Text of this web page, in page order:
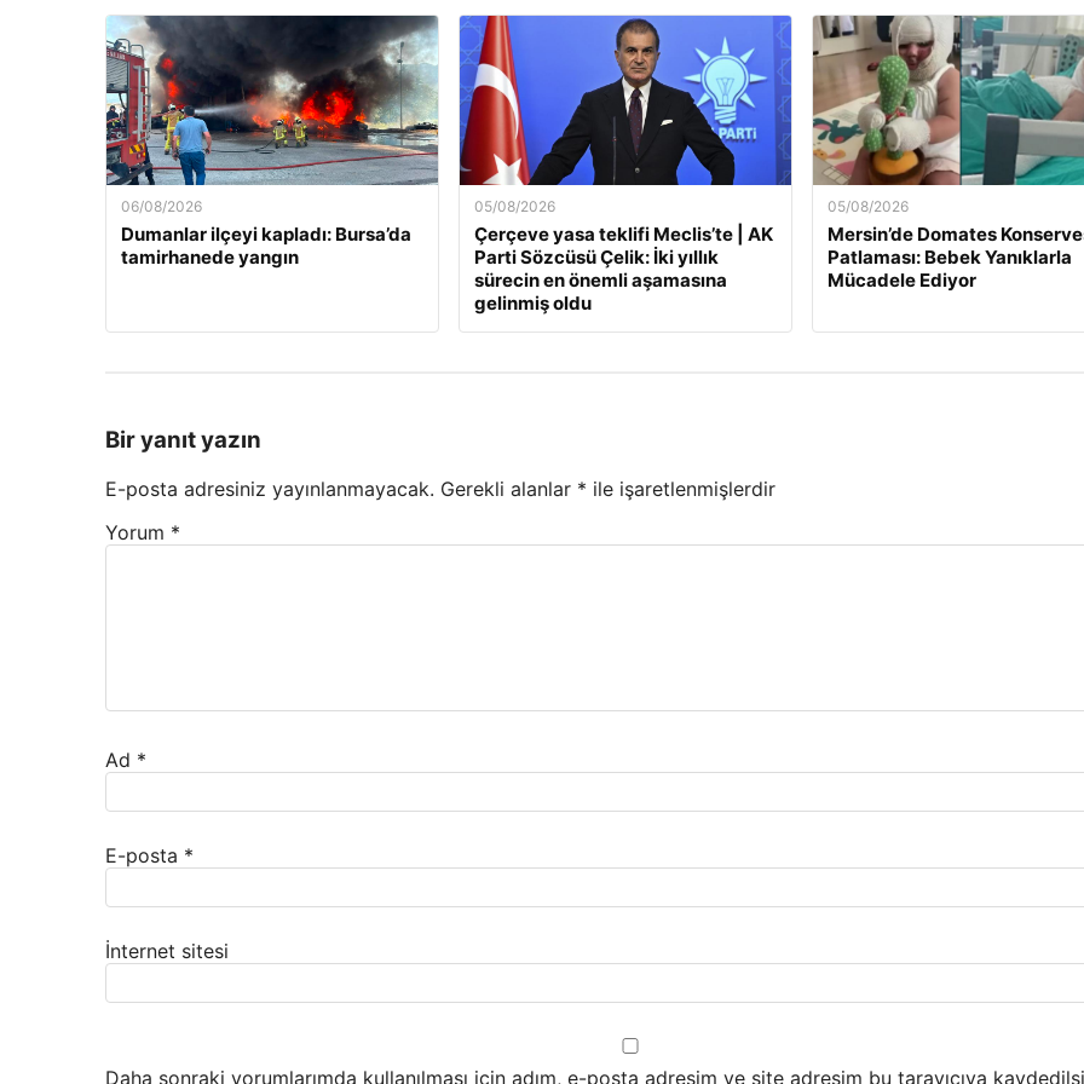
06/08/2026
Dumanlar ilçeyi kapladı: Bursa’da
tamirhanede yangın
05/08/2026
Çerçeve yasa teklifi Meclis’te | AK
Parti Sözcüsü Çelik: İki yıllık
sürecin en önemli aşamasına
gelinmiş oldu
05/08/2026
Mersin’de Domates
Patlaması: Bebek Yanıklarla
Mücadele Ediyor
Bir yanıt yazın
E-posta adresiniz yayınlanmayacak. Gerekli alanlar * ile işaretlenmişlerdir
Yorum *
Ad *
E-posta *
İnternet sitesi
Daha sonraki yorumlarımda kullanılması için adım, e-posta adresim ve site adresim bu tarayıcıya